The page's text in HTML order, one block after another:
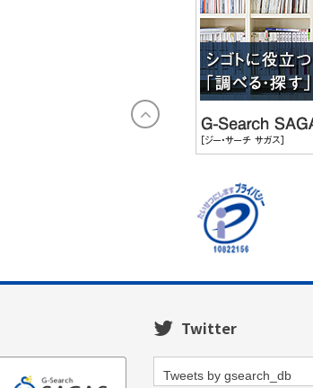
Twitter
Tweets by gsearch_db